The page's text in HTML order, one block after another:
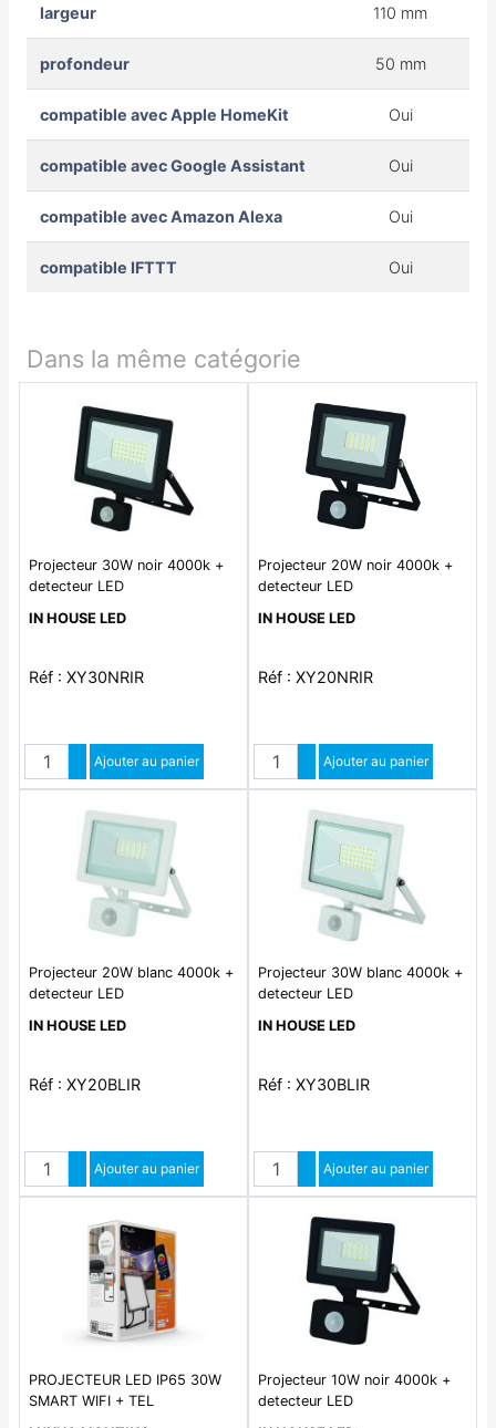
largeur 110 mm
profondeur 50 mm
compatible avec Apple HomeKit Oui
compatible avec Google Assistant Oui
compatible avec Amazon Alexa Oui
compatible IFTTT Oui
Dans la même catégorie
Projecteur 30W noir 4000k +
detecteur LED
IN HOUSE LED
Réf : XY30NRIR
QuantitéAugmenter quantité
Diminuer quantité
Ajouter au panier
Projecteur 20W noir 4000k +
detecteur LED
IN HOUSE LED
Réf : XY20NRIR
QuantitéAugmenter quantité
Diminuer quantité
Ajouter au panier
Projecteur 20W blanc 4000k +
detecteur LED
IN HOUSE LED
Réf : XY20BLIR
QuantitéAugmenter quantité
Diminuer quantité
Ajouter au panier
Projecteur 30W blanc 4000k +
detecteur LED
IN HOUSE LED
Réf : XY30BLIR
QuantitéAugmenter quantité
Diminuer quantité
Ajouter au panier
PROJECTEUR LED IP65 30W
SMART WIFI + TEL
Projecteur 10W noir 4000k +
detecteur LED